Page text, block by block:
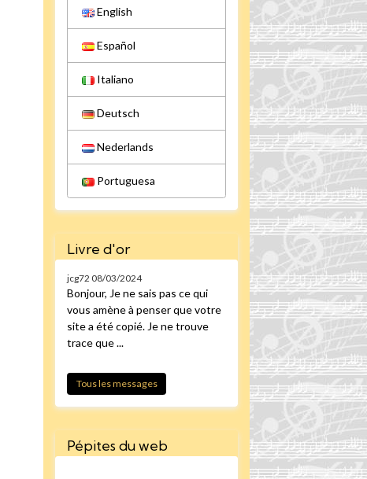
English
Español
Italiano
Deutsch
Nederlands
Portuguesa
Livre d'or
jcg72 08/03/2024
Bonjour, Je ne sais pas ce qui
vous amène à penser que votre
site a été copié. Je ne trouve
trace que ...
Tous les messages
Pépites du web